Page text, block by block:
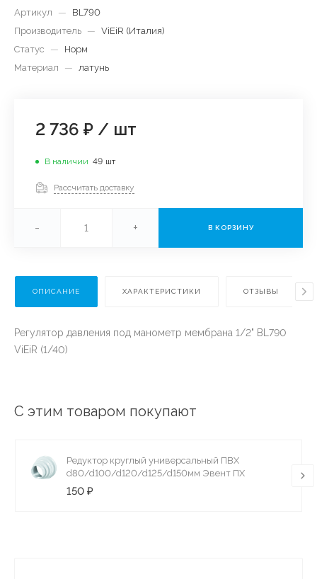
Артикул
—
BL790
Производитель — ViEiR (Италия)
Статус
—
Норм
Материал
— латунь
2 736 ₽ / шт
В наличии 49 шт
Рассчитать доставку
- + В КОРЗИНУ
ОПИСАНИЕ ХАРАКТЕРИСТИКИ ОТЗЫВЫ
Регулятор давления под манометр мембрана 1/2" BL790
ViEiR (1/40)
С этим товаром покупают
Редуктор круглый универсальный ПВХ
d80/d100/d120/d125/d150мм Эвент ПХ
150 ₽